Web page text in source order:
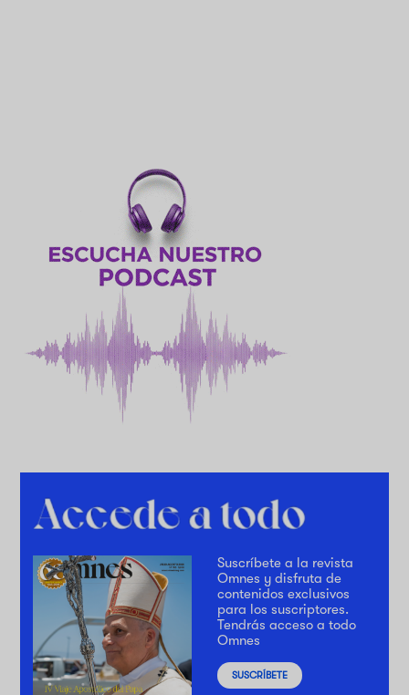
Suscríbete a la revista
Omnes y disfruta de
contenidos exclusivos
para los suscriptores.
Tendrás acceso a todo
Omnes
SUSCRÍBETE